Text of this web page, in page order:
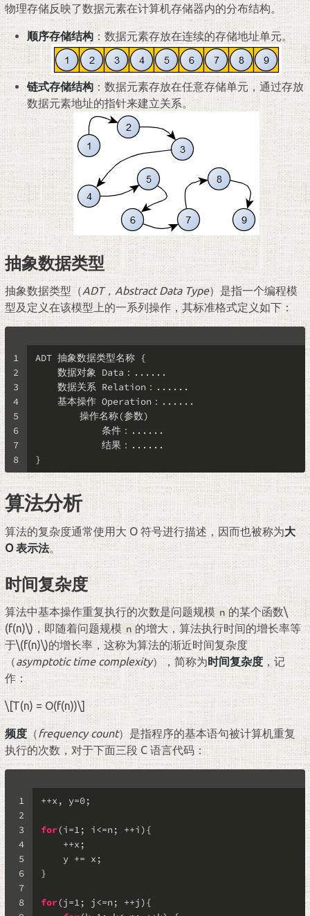
物理存储反映了数据元素在计算机存储器内的分布结构。
顺序存储结构：数据元素存放在连续的存储地址单元。
链式存储结构：数据元素存放在任意存储单元，通过存放
数据元素地址的指针来建立关系。
抽象数据类型
抽象数据类型（ADT，Abstract Data Type）是指一个编程模
型及定义在该模型上的一系列操作，其标准格式定义如下：
1
2
3
4
5
6
7
8
ADT 抽象数据类型名称 {
    数据对象 Data：......
    数据关系 Relation：......
    基本操作 Operation：......
        操作名称(参数)
            条件：......
            结果：......
}
算法分析
算法的复杂度通常使用大 O 符号进行描述，因而也被称为大
O 表示法。
时间复杂度
算法中基本操作重复执行的次数是问题规模 n 的某个函数\
(f(n)\)，即随着问题规模 n 的增大，算法执行时间的增长率等
于\(f(n)\)的增长率，这称为算法的渐近时间复杂度
（asymptotic time complexity），简称为时间复杂度，记
作：
\[T(n) = O(f(n))\]
频度（frequency count）是指程序的基本语句被计算机重复
执行的次数，对于下面三段 C 语言代码：
1
2
3
4
5
6
7
8
++x, y=0;
for(i=1; i<=n; ++i){
    ++x;
    y += x;
}
for(j=1; j<=n; ++j){